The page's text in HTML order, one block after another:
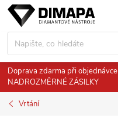
Přejít
obsah
Doprava zdarma při
NADROZMĚRNÉ ZÁSILKY
Vrtání